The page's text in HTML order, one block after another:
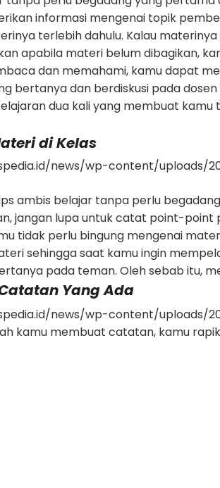
informasi mengenai topik
terlebih dahulu. Kalau
apabila materi belum dibagikan,
dan memahami, kamu dapat
bertanya dan berdiskusi pada
dua kali yang membuat
di Kelas
ambis belajar tanpa perlu
jangan lupa untuk catat point-
tidak perlu bingung mengenai
sehingga saat kamu ingin
pada teman. Oleh sebab itu,
Yang Ada
kamu membuat catatan, kamu